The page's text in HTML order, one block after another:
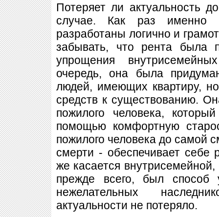
Потеряет ли актуальность
случае. Как раз именно
разработаны логично и
забывать, что рента была
упрощения
очередь, она была
людей, имеющих квартиру,
средств к существованию.
пожилого человека,
помощью комфортную
пожилого человека до самой
смерти - обеспечивает
же касается
прежде всего, был
нежелательных
актуальности не потеряло.